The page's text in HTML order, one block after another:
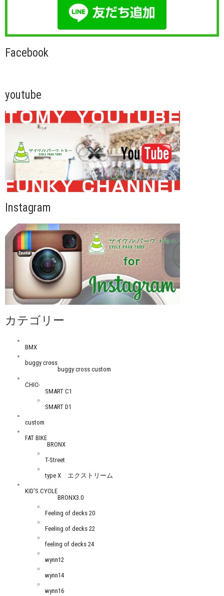
Facebook
youtube
Instagram
カテゴリー
BMX
buggy cross
buggy cross custom
CHIC
SMART C1
SMART D1
custom
FAT BIKE
BRONX
T-Street
type X エクストリーム
KID'S CYCLE
BRONX3.0
Feeling of decks 20
Feeling of decks 22
feeling of decks 24
wynn12
wynn14
wynn16